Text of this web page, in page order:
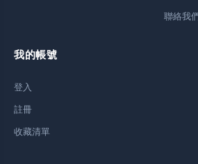
聯絡我
我的帳號
登入
註冊
收藏清單